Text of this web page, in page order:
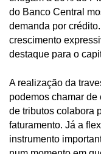
do Banco Central
demanda por
crescimento
destaque para o
A realização da
podemos chamar
de tributos colabora
faturamento. Já a
instrumento